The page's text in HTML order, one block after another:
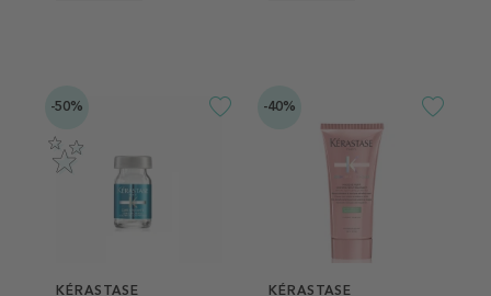
-50%
KÉRASTASE
-40%
KÉRASTASE